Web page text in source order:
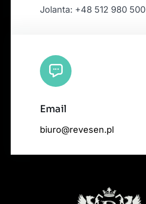
Jolanta: +48 512 980 500
Email
biuro@revesen.pl